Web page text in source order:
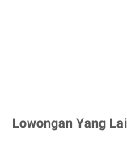
Lowongan Yang